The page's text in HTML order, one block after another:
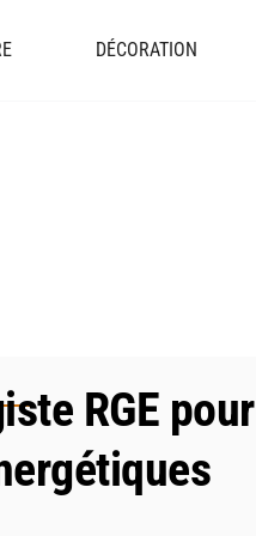
DÉCORATION
RGE pour